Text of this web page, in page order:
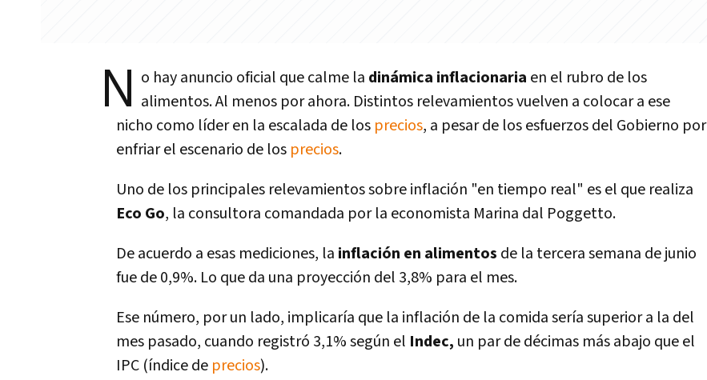
N o hay anuncio oficial que calme la dinámica inflacionaria en el rubro de los
alimentos. Al menos por ahora. Distintos relevamientos vuelven a colocar a ese
nicho como líder en la escalada de los precios, a pesar de los esfuerzos del Gobierno por
enfriar el escenario de los precios.
Uno de los principales relevamientos sobre inflación "en tiempo real" es el que realiza
Eco Go, la consultora comandada por la economista Marina dal Poggetto.
De acuerdo a esas mediciones, la inflación en alimentos de la tercera semana de junio
fue de 0,9%. Lo que da una proyección del 3,8% para el mes.
Ese número, por un lado, implicaría que la inflación de la comida sería superior a la del
mes pasado, cuando registró 3,1% según el Indec, un par de décimas más abajo que el
IPC (índice de precios).